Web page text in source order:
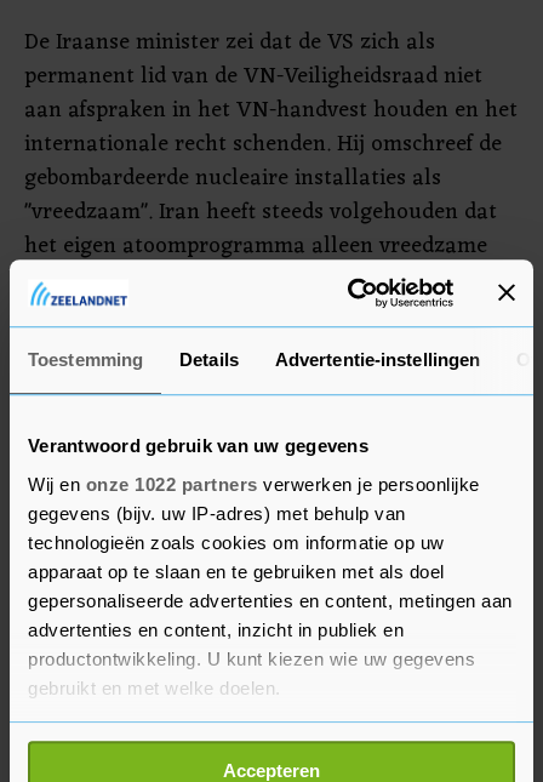
Toestemming Details Advertentie-instellingen
Verantwoord gebruik van uw gegevens
Wij en onze 1022 partners verwerken je persoonlijke
gegevens (bijv. uw IP-adres) met behulp van
technologieën zoals cookies om informatie op uw
apparaat op te slaan en te gebruiken met als doel
gepersonaliseerde advertenties en content, metingen aan
advertenties en content, inzicht in publiek en
productontwikkeling. U kunt kiezen wie uw gegevens
gebruikt en met welke doelen.
Als u het toestaat, willen we ook graag:
Accepteren
De Iraanse minister zei dat de VS zich als
permanent lid van de VN-Veiligheidsraad niet
aan afspraken in het VN-handvest houden en het
internationale recht schenden. Hij omschreef de
gebombardeerde nucleaire installaties als
"vreedzaam". Iran heeft steeds volgehouden dat
het eigen atoomprogramma alleen vreedzame
doelen dient. Israël trekt dat in twijfel en zegt
Iran aan te vallen om het land van kernwapens
af te houden.